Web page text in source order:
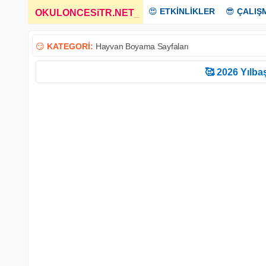
OKULONCESiTR.NET 😍 ETKİNLİKLER 😎
😏 KATEGORİ: Hayvan Boyama Sayfaları
🥰 2026